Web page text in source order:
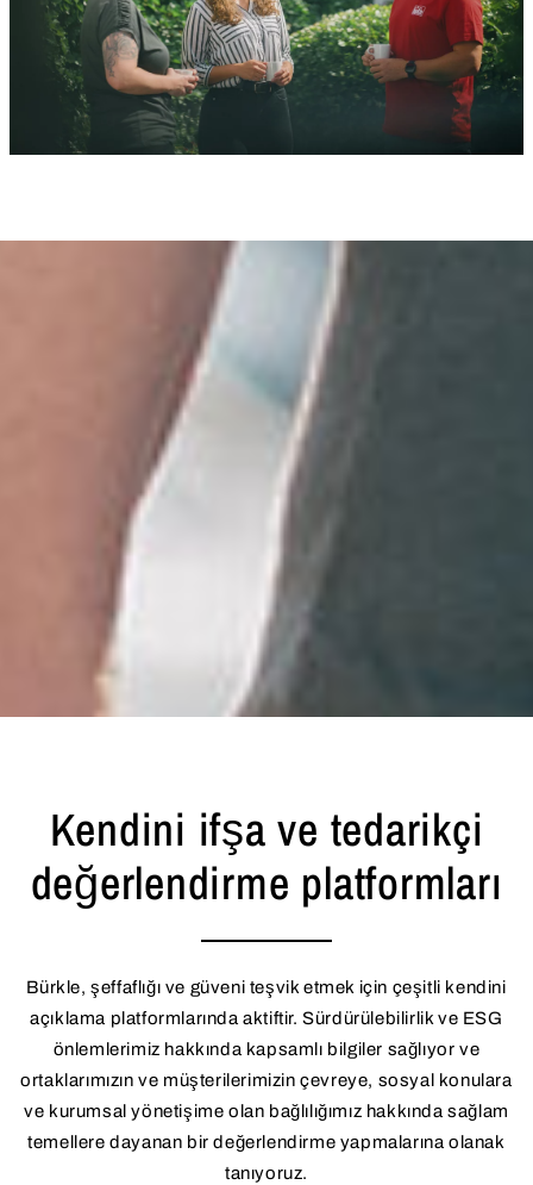
Kendini ifşa ve tedarikçi
değerlendirme platformları
Bürkle, şeffaflığı ve güveni teşvik etmek için çeşitli kendini
açıklama platformlarında aktiftir. Sürdürülebilirlik ve ESG
önlemlerimiz hakkında kapsamlı bilgiler sağlıyor ve
ortaklarımızın ve müşterilerimizin çevreye, sosyal konulara
ve kurumsal yönetişime olan bağlılığımız hakkında sağlam
temellere dayanan bir değerlendirme yapmalarına olanak
tanıyoruz.